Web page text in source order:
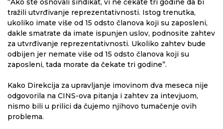
“Ako ste osnovali sindikat, vi ne čekate tri godine da bi
tražili utvrđivanje reprezentativnosti. Istog trenutka,
ukoliko imate više od 15 odsto članova koji su zaposleni,
dakle smatrate da imate ispunjen uslov, podnosite zahtev
za utvrđivanje reprezentativnosti. Ukoliko zahtev bude
odbijen jer nemate više od 15 odsto članova koji su
zaposleni, tada morate da čekate tri godine”.
Kako Direkcija za upravljanje imovinom dva meseca nije
odgovorila na CINS-ova pitanja i zahtev za intevjuom,
nismo bili u prilici da čujemo njihovo tumačenje ovih
problema.